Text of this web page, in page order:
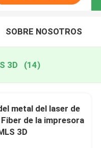
SOBRE NOSOTROS
3D (14)
metal del laser de
Fiber de la impresora
3D